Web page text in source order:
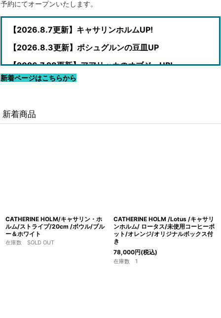
予約にてオープンいたします。
【2026.8.7更新】キャサリンホルムUP!
【2026.8.3更新】ポシュグルンの豆皿UP
【2026.7.28更新】アアリッカのオブジェUP!
【2026.7.27更新】リーヒマエンラシのキルシッカUP!
【2026.7.25更新】リサ・ラーソン＆エドヴァルド・リ
スUP!
【2026.7.12更新】ARABIAのSモデルボウルUP!
【2026.7.11更新】マリメッコのマグなどUP!
新着ページはこちらから
新着商品
CATHERINE HOLM/キャサリン・ホ
ルム/ストライプ/20cm /ボウル/ブル
ー＆ホワイト
在庫数 SOLD OUT
CATHERINE HOLM /Lotus /キャサリ
ンホルム/ ロータス/未使用コーヒーポ
ット/オレンジ/オリジナルボックス付
き
78,000円(税込)
在庫数 1